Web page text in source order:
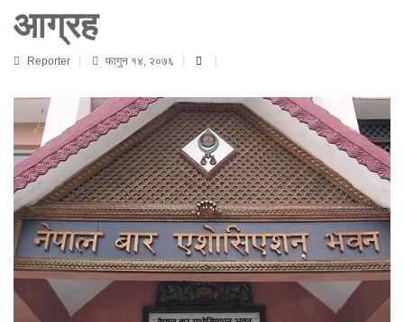
आग्रह
Reporter फागुन १४, २०७६